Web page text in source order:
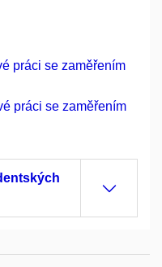
práci se zaměřením
práci se zaměřením